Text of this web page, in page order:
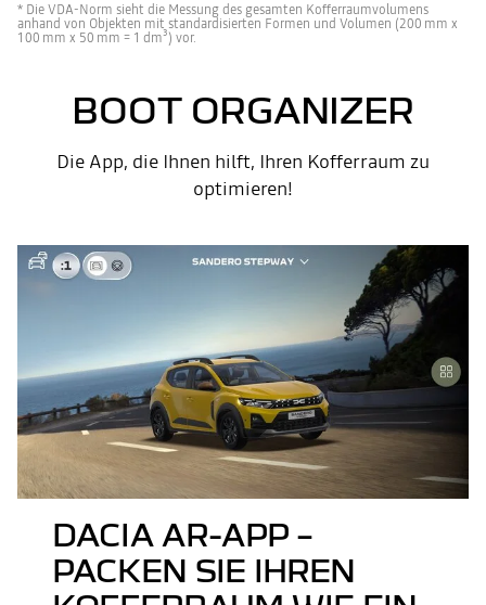
* Die VDA-Norm sieht die Messung des gesamten Kofferraumvolumens
anhand von Objekten mit standardisierten Formen und Volumen (200 mm x
100 mm x 50 mm = 1 dm³) vor.
BOOT ORGANIZER
Die App, die Ihnen hilft, Ihren Kofferraum zu
optimieren!
DACIA AR-APP –
PACKEN SIE IHREN